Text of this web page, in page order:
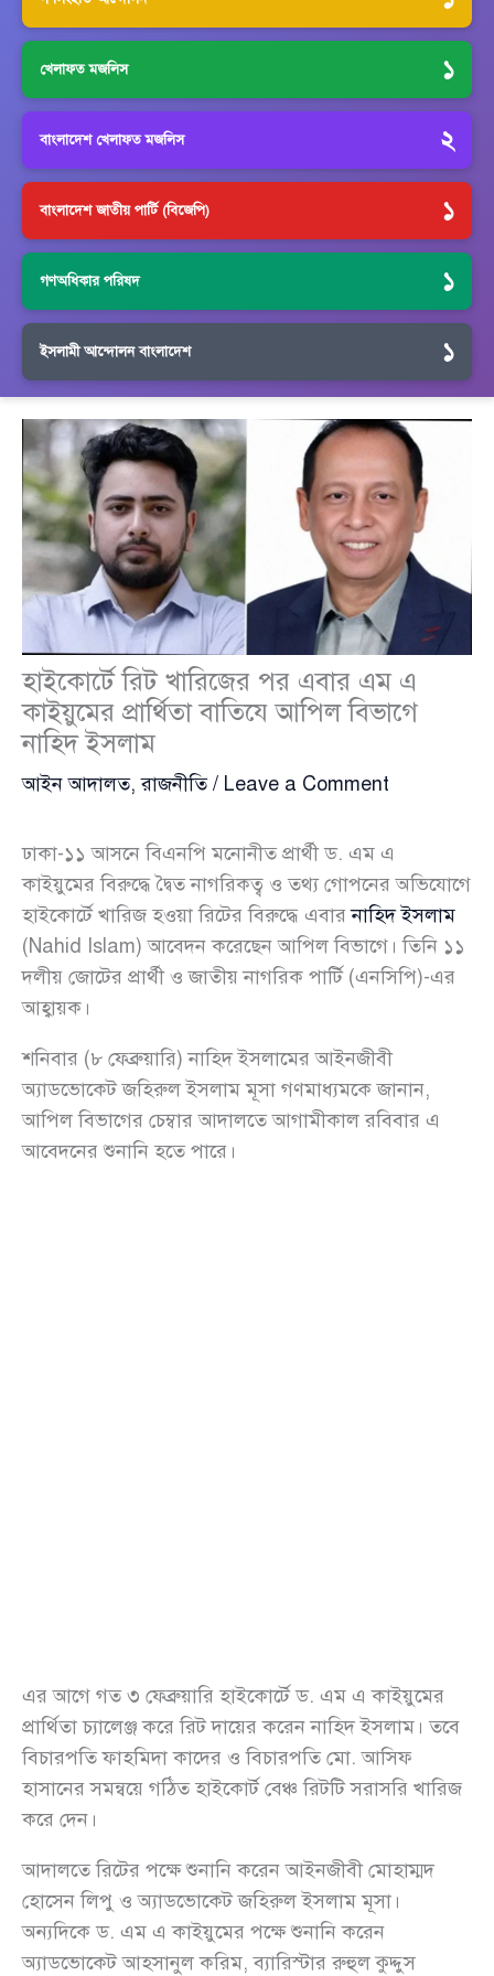
খেলাফত মজলিস ১
বাংলাদেশ খেলাফত মজলিস ২
বাংলাদেশ জাতীয় পার্টি (বিজেপি) ১
গণঅধিকার পরিষদ ১
ইসলামী আন্দোলন বাংলাদেশ ১
হাইকোর্টে রিট খারিজের পর এবার এম এ
কাইয়ুমের প্রার্থিতা বাতিযে আপিল বিভাগে
নাহিদ ইসলাম
আইন আদালত,রাজনীতি/ Leave a Comment
ঢাকা-১১ আসনে বিএনপি মনোনীত প্রার্থী ড. এম এ
কাইয়ুমের বিরুদ্ধে দ্বৈত নাগরিকত্ব ও তথ্য গোপনের অভিযোগে
হাইকোর্টে খারিজ হওয়া রিটের বিরুদ্ধে এবারনাহিদ ইসলাম
(Nahid Islam) আবেদন করেছেন আপিল বিভাগে। তিনি ১১
দলীয় জোটের প্রার্থী ও জাতীয় নাগরিক পার্টি (এনসিপি)-এর
আহ্বায়ক।
শনিবার (৮ ফেব্রুয়ারি) নাহিদ ইসলামের আইনজীবী
অ্যাডভোকেট জহিরুল ইসলাম মূসা গণমাধ্যমকে জানান,
আপিল বিভাগের চেম্বার আদালতে আগামীকাল রবিবার এ
আবেদনের শুনানি হতে পারে।
এর আগে গত ৩ ফেব্রুয়ারি হাইকোর্টে ড. এম এ কাইয়ুমের
প্রার্থিতা চ্যালেঞ্জ করে রিট দায়ের করেন নাহিদ ইসলাম। তবে
বিচারপতি ফাহমিদা কাদের ও বিচারপতি মো. আসিফ
হাসানের সমন্বয়ে গঠিত হাইকোর্ট বেঞ্চ রিটটি সরাসরি খারিজ
করে দেন।
আদালতে রিটের পক্ষে শুনানি করেন আইনজীবী মোহাম্মদ
হোসেন লিপু ও অ্যাডভোকেট জহিরুল ইসলাম মূসা।
অন্যদিকে ড. এম এ কাইয়ুমের পক্ষে শুনানি করেন
অ্যাডভোকেট আহসানুল করিম, ব্যারিস্টার রুহুল কুদ্দুস